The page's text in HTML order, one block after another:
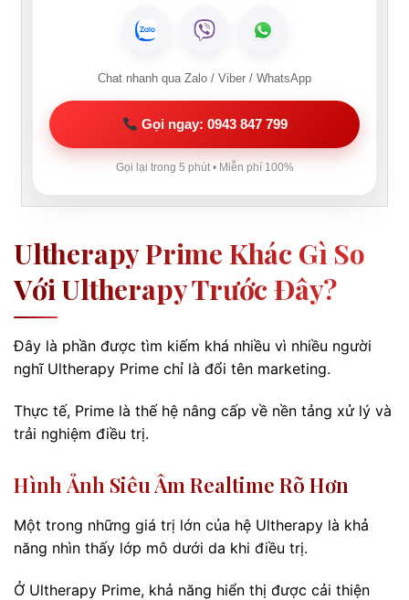
Chat nhanh qua Zalo / Viber / WhatsApp
Gọi ngay: 0943 847 799
Gọi lại trong 5 phút • Miễn phí 100%
Ultherapy Prime Khác Gì So
Với Ultherapy Trước Đây?
Đây là phần được tìm kiếm khá nhiều vì nhiều người
nghĩ Ultherapy Prime chỉ là đổi tên marketing.
Thực tế, Prime là thế hệ nâng cấp về nền tảng xử lý và
trải nghiệm điều trị.
Hình Ảnh Siêu Âm Realtime Rõ Hơn
Một trong những giá trị lớn của hệ Ultherapy là khả
năng nhìn thấy lớp mô dưới da khi điều trị.
Ở Ultherapy Prime, khả năng hiển thị được cải thiện